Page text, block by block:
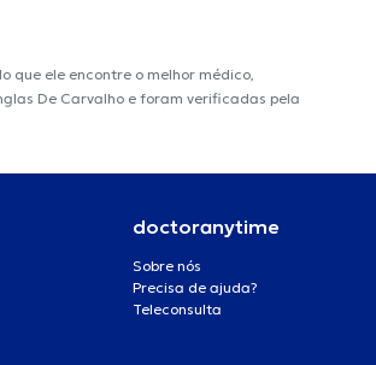
que ele encontre o melhor médico,
De Carvalho e foram verificadas pela
doctoranytime
Sobre nós
Precisa de ajuda?
Teleconsulta